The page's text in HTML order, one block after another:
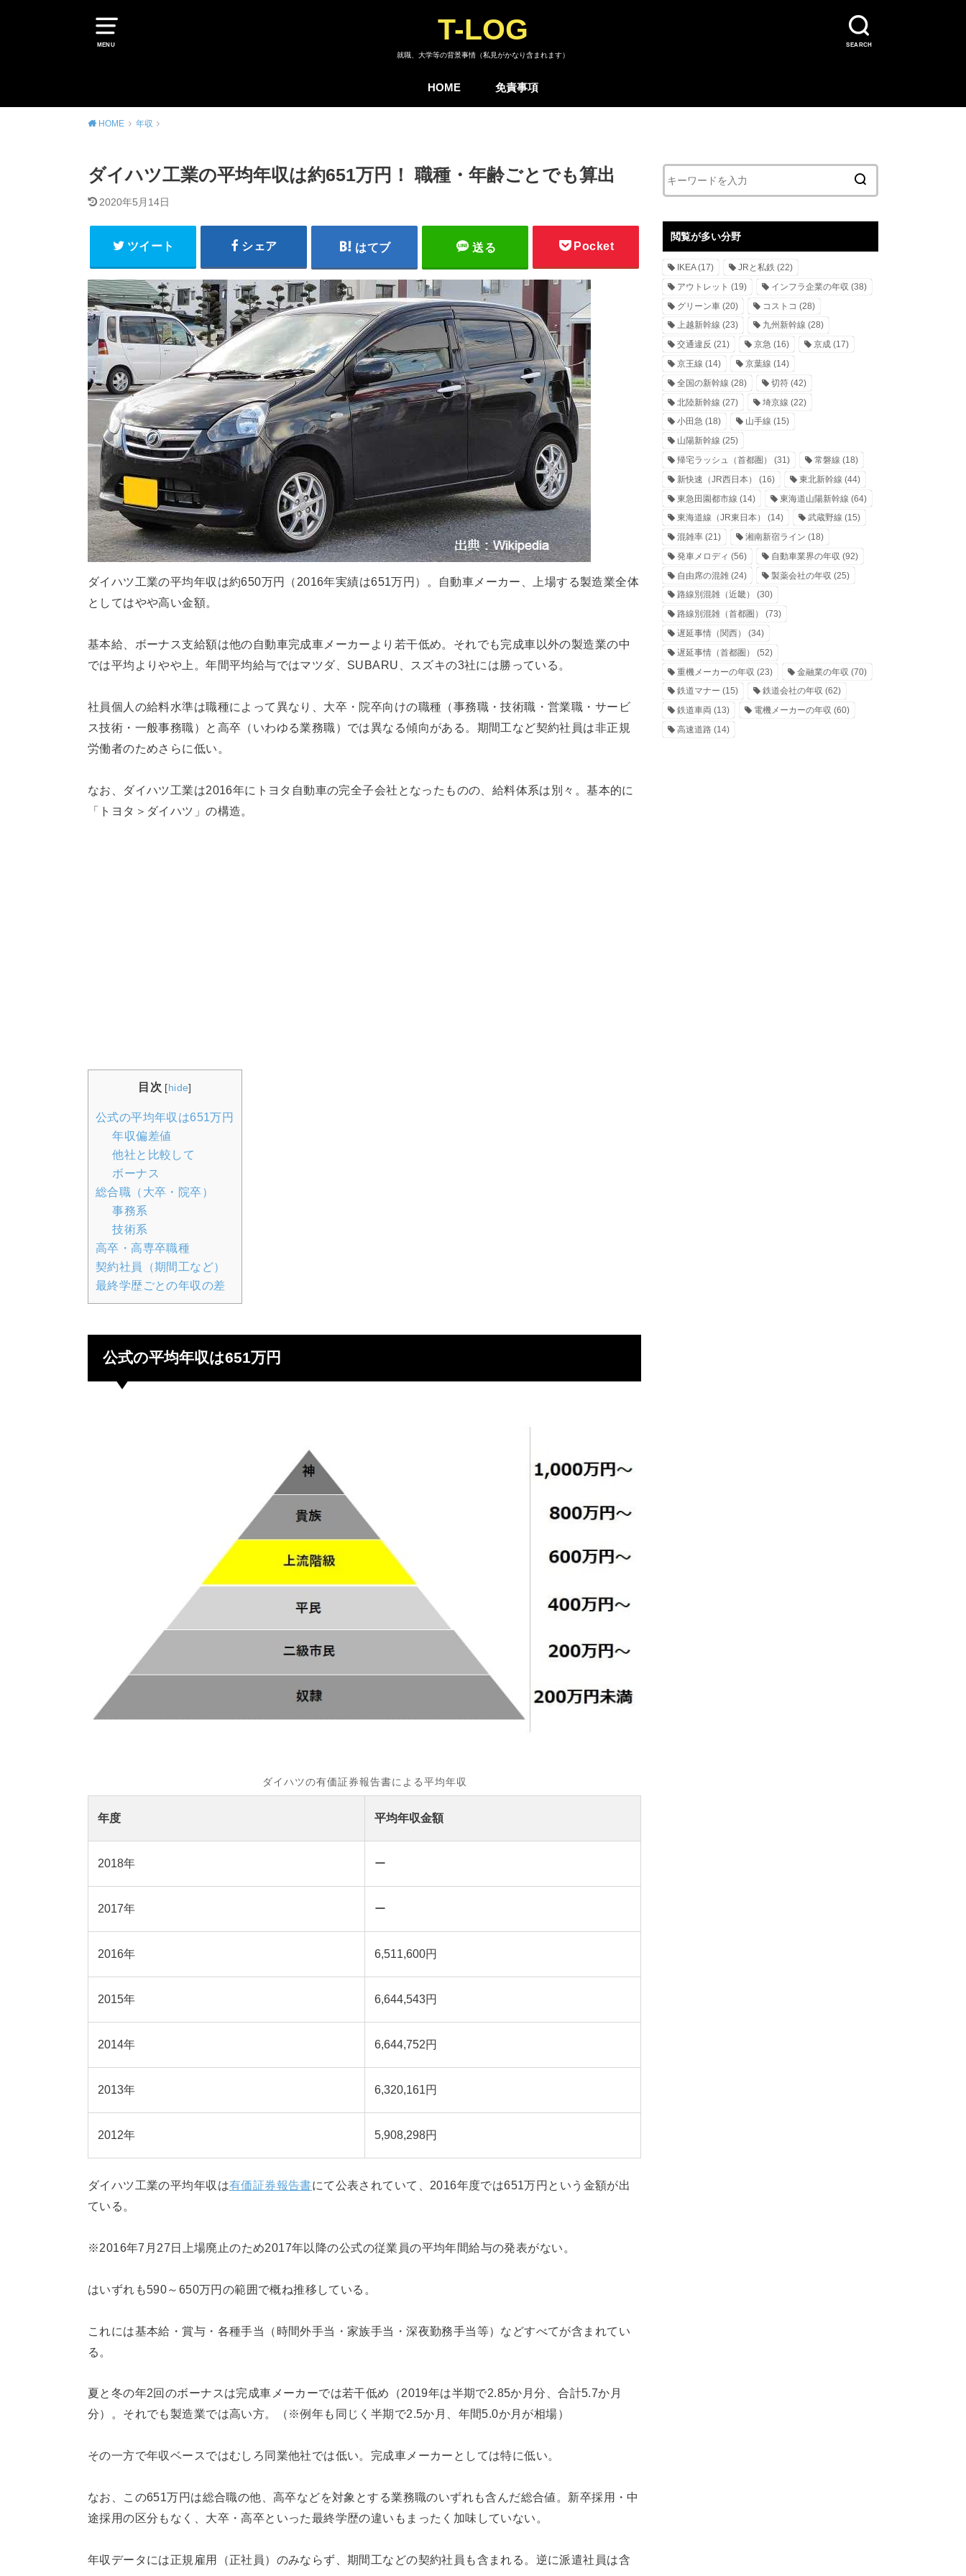
MENU SEARCH
T-LOG
就職、大学等の背景事情（私見がかなり含まれます）
HOME 免責事項
HOME 年収
ダイハツ工業の平均年収は約651万円！ 職種・年齢ごとでも算出
2020年5月14日
ツイート シェア はてブ 送る Pocket
ダイハツ工業の平均年収は約650万円（2016年実績は651万円）。自動車メーカー、上場する製造業全体
としてはやや高い金額。
基本給、ボーナス支給額は他の自動車完成車メーカーより若干低め。それでも完成車以外の製造業の中
では平均よりやや上。年間平均給与ではマツダ、SUBARU、スズキの3社には勝っている。
社員個人の給料水準は職種によって異なり、大卒・院卒向けの職種（事務職・技術職・営業職・サービ
ス技術・一般事務職）と高卒（いわゆる業務職）では異なる傾向がある。期間工など契約社員は非正規
労働者のためさらに低い。
なお、ダイハツ工業は2016年にトヨタ自動車の完全子会社となったものの、給料体系は別々。基本的に
「トヨタ＞ダイハツ」の構造。
目次 [hide]
公式の平均年収は651万円
年収偏差値
他社と比較して
ボーナス
総合職（大卒・院卒）
事務系
技術系
高卒・高専卒職種
契約社員（期間工など）
最終学歴ごとの年収の差
公式の平均年収は651万円
ダイハツの有価証券報告書による平均年収
年度 平均年収金額
2018年 ー
2017年 ー
2016年 6,511,600円
2015年 6,644,543円
2014年 6,644,752円
2013年 6,320,161円
2012年 5,908,298円
ダイハツ工業の平均年収は有価証券報告書にて公表されていて、2016年度では651万円という金額が出
ている。
※2016年7月27日上場廃止のため2017年以降の公式の従業員の平均年間給与の発表がない。
はいずれも590～650万円の範囲で概ね推移している。
これには基本給・賞与・各種手当（時間外手当・家族手当・深夜勤務手当等）などすべてが含まれてい
る。
夏と冬の年2回のボーナスは完成車メーカーでは若干低め（2019年は半期で2.85か月分、合計5.7か月
分）。それでも製造業では高い方。（※例年も同じく半期で2.5か月、年間5.0か月が相場）
その一方で年収ベースではむしろ同業他社では低い。完成車メーカーとしては特に低い。
なお、この651万円は総合職の他、高卒などを対象とする業務職のいずれも含んだ総合値。新卒採用・中
途採用の区分もなく、大卒・高卒といった最終学歴の違いもまったく加味していない。
年収データには正規雇用（正社員）のみならず、期間工などの契約社員も含まれる。逆に派遣社員は含
閲覧が多い分野
IKEA(17) JRと私鉄 (22)
アウトレット (19) インフラ企業の年収 (38)
グリーン車 (20) コストコ (28)
上越新幹線 (23) 九州新幹線 (28)
交通違反 (21) 京急 (16) 京成(17)
京王線 (14) 京葉線 (14)
全国の新幹線 (28) 切符(42)
北陸新幹線 (27) 埼京線 (22)
小田急 (18) 山手線 (15)
山陽新幹線 (25)
帰宅ラッシュ（首都圏）
(31) 常磐線 (18)
新快速（JR西日本）
(16) 東北新幹線 (44)
東急田園都市線 (14) 東海道山陽新幹線 (64)
東海道線（JR東日本）
(14) 武蔵野線 (15)
混雑率 (21) 湘南新宿ライン (18)
発車メロディ (56) 自動車業界の年収 (92)
自由席の混雑 (24) 製薬会社の年収 (25)
路線別混雑（近畿）
(30)
路線別混雑（首都圏）
(73)
遅延事情（関西）
(34)
遅延事情（首都圏）
(52)
重機メーカーの年収 (23) 金融業の年収 (70)
鉄道マナー (15) 鉄道会社の年収 (62)
鉄道車両 (13) 電機メーカーの年収 (60)
高速道路 (14)